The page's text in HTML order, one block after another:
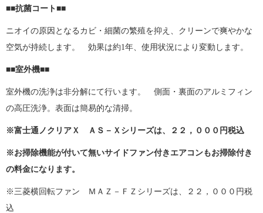
■■抗菌コート■■
ニオイの原因となるカビ・細菌の繁殖を抑え、クリーンで爽やかな
空気が持続します。 効果は約1年、使用状況により変動します。
■■室外機■■
室外機の洗浄は非分解にて行います。 側面・裏面のアルミフィン
の高圧洗浄。表面は簡易的な清掃。
※富士通ノクリアＸ ＡＳ－Ｘシリーズは、２２，０００円税込
※お掃除機能が付いて無いサイドファン付きエアコンもお掃除付き
の料金になります。
※三菱横回転ファン ＭＡＺ－ＦＺシリーズは、２２，０００円税
込